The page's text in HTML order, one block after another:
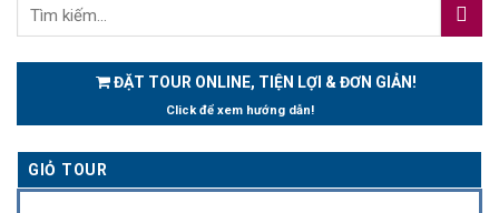
ĐẶT TOUR ONLINE, TIỆN LỢI & ĐƠN GIẢN!
Click để xem hướng dẫn!
GIỎ TOUR